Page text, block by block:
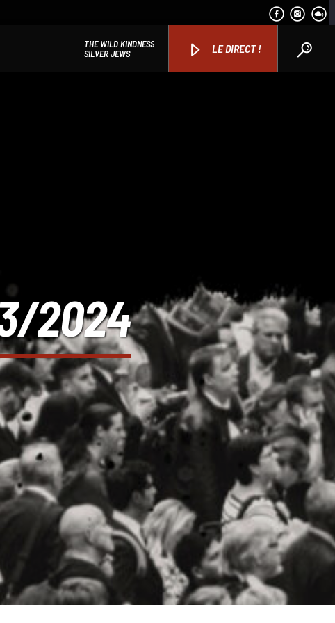
LE DIRECT !
THE WILD KINDNESS
SILVER JEWS
2024